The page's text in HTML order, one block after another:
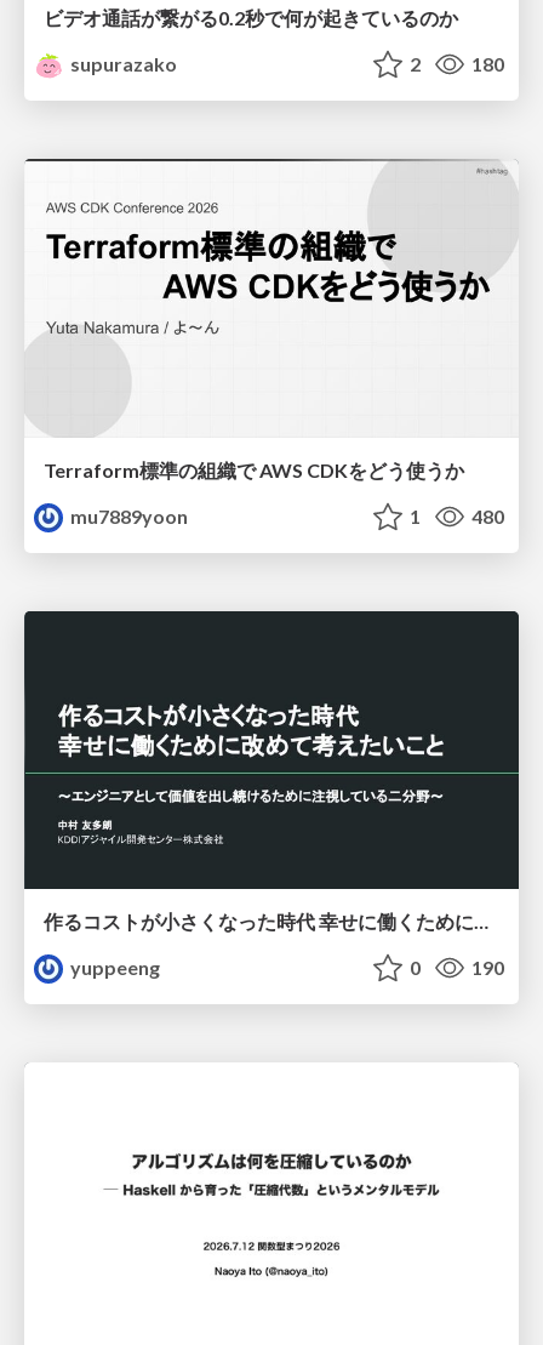
ビデオ通話が繋がる0.2秒で何が起きているのか
supurazako
2 180
Terraform標準の組織で AWS CDKをどう使うか
mu7889yoon
1 480
作るコストが小さくなった時代 幸せに働くために改めて考えたいこと 〜エンジニアとして価値を出し続けるために注視している二分野〜
yuppeeng
0 190